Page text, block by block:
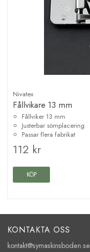
Nivatex
Fållvikare 13 mm
Fållviker 13 mm
Justerbar sömplacering
Passar flera fabrikat
112 kr
KÖP
KONTAKTA OSS
kontakt@symaskinsboden.se